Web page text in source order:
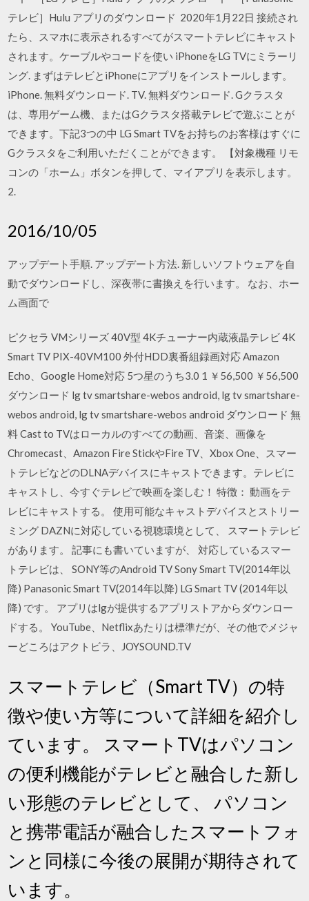
テレビ］Hulu アプリのダウンロード 2020年1月22日 接続され
たら、スマホに表示されるすべてがスマートテレビにキャスト
されます。ケーブルやコードを使い iPhoneをLG TVにミラーリ
ング. まずはテレビとiPhoneにアプリをインストールします。
iPhone. 無料ダウンロード. TV. 無料ダウンロード. Gクラスタ
は、専用ゲーム機、またはGクラスタ搭載テレビで遊ぶことが
できます。下記3つの中 LG Smart TVをお持ちのお客様はすぐに
Gクラスタをご利用いただくことができます。 【対象機種 リモ
コンの「ホーム」ボタンを押して、マイアプリを表示します。
2.
2016/10/05
アップデート手順. アップデート方法. 新しいソフトウェアを自
動でダウンロードし、深夜帯に書換えを行います。 なお、ホー
ム画面で
ピクセラ VMシリーズ 40V型 4Kチューナー内蔵液晶テレビ 4K
Smart TV PIX-40VM100 外付HDD裏番組録画対応 Amazon
Echo、Google Home対応 5つ星のうち3.0 1 ￥56,500 ￥56,500
ダウンロード lg tv smartshare-webos android, lg tv smartshare-
webos android, lg tv smartshare-webos android ダウンロード 無
料 Cast to TVはローカルのすべての動画、音楽、画像を
Chromecast、Amazon Fire StickやFire TV、Xbox One、スマー
トテレビなどのDLNAデバイスにキャストできます。テレビに
キャストし、今すぐテレビで映画を楽しむ！ 特徴： 動画をテ
レビにキャストする。 使用可能なキャストデバイスとストリー
ミング DAZNに対応している視聴環境として、 スマートテレビ
があります。 記事にも書いていますが、 対応しているスマー
トテレビは、 SONY等のAndroid TV Sony Smart TV(2014年以
降) Panasonic Smart TV(2014年以降) LG Smart TV (2014年以
降) です。 アプリはlgが提供するアプリストアからダウンロー
ドする。 YouTube、Netflixあたりは標準だが、その他でメジャ
ーどころはアクトビラ、JOYSOUND.TV
スマートテレビ（Smart TV）の特
徴や使い方等について詳細を紹介し
ています。 スマートTVはパソコン
の便利機能がテレビと融合した新し
い形態のテレビとして、 パソコン
と携帯電話が融合したスマートフォ
ンと同様に今後の展開が期待されて
います。